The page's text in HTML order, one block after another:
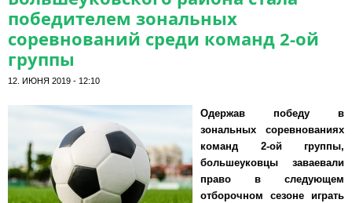
победителем зональных
соревнований среди команд 2-ой
группы
12. ИЮНЯ 2019 - 12:10
Одержав победу в
зональных соревнованиях
команд 2-ой группы,
большеуковцы заваевали
право в следующем
отборочном сезоне играть